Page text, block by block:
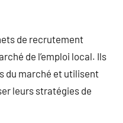
de recrutement
de l’emploi local. Ils
du marché et utilisent
leurs stratégies de